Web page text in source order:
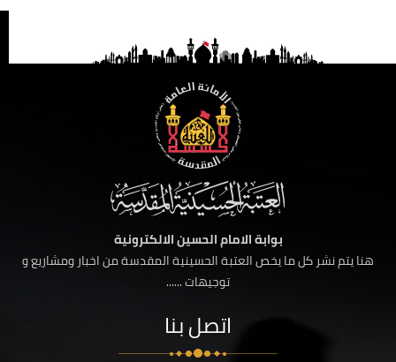
بوابة الامام الحسين الالكترونية
هنا يتم نشر كل ما يخص العتبة الحسينية المقدسة من اخبار ومشاريع و
توجيهات ......
اتصل بنا